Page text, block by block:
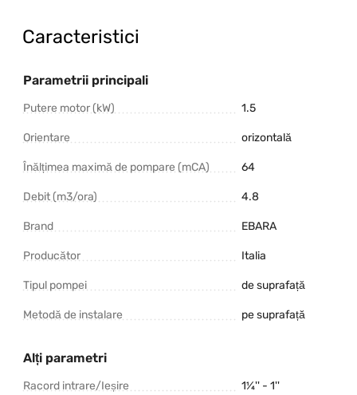
Caracteristici
Parametrii principali
Putere motor (kW) 1.5
Orientare orizontală
Înălțimea maximă de pompare (mCA) 64
Debit (m3/ora) 4.8
Brand EBARA
Producător Italia
Tipul pompei de suprafață
Metodă de instalare pe suprafață
Alți parametri
Racord intrare/Ieșire 1¼'' - 1''